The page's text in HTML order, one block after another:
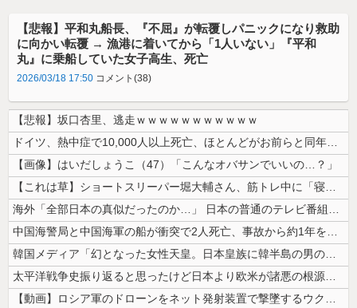
【悲報】平和丸船長、『不屈』が転覆しパニックになり救助
に向かい転覆 → 漁港に着いてから「1人いない」『平和
丸』に乗船していた女子高生、死亡
2026/03/18 17:50 コメント(38)
【悲報】坂口杏里、逃走ｗｗｗｗｗｗｗｗｗｗｗ
ドイツ、熱中症で10,000人以上死亡、ほとんどがお前らと同年代で若者...
【画像】はいだしょうこ（47）「こんなオバサンでいいの…？」
【これは草】ショートスリーパー堀大輔さん、筋トレ中に「寝たほうが良い」...
海外「全部日本の真似だったのか…」 日本の普通のテレビ番組が最新SNS...
中国海警局と中国海軍の船が衝突で2人死亡、事故から約1年を経て公表…南...
韓国メディア「幻となった女性天皇。日本皇族に韓半島の男の血が入る可能性...
太平洋戦争史振り返ると思ったけど日本より欧米が諸悪の根源やん
【動画】ロシア軍のドローンをネット発射装置で撃墜するウクライナ。